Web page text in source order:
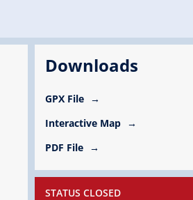
Downloads
GPX File
Interactive Map
PDF File
STATUS CLOSED